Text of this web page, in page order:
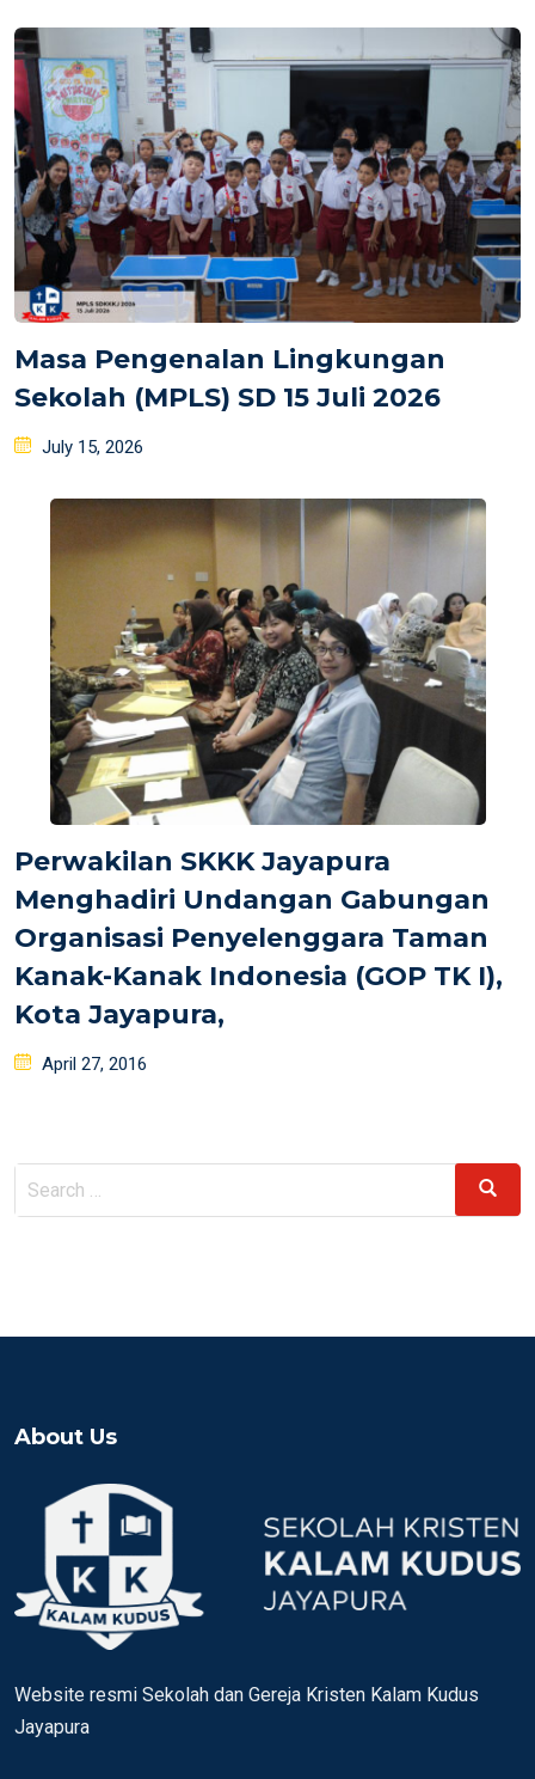
Masa Pengenalan Lingkungan
Sekolah (MPLS) SD 15 Juli 2026
Posted
July 15, 2026
Perwakilan SKKK Jayapura
Menghadiri Undangan Gabungan
Organisasi Penyelenggara Taman
Kanak-Kanak Indonesia (GOP TK I),
Kota Jayapura,
Posted
April 27, 2016
Search
Search
About Us
Website resmi Sekolah dan Gereja Kristen Kalam Kudus
Jayapura